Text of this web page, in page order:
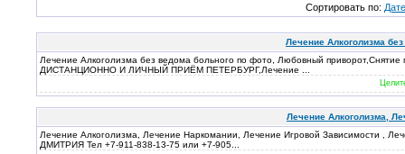
Сортировать по: Дате
Лечение Алкоголизма
Лечение Алкоголизма без ведома больного по фото, Любовный
ДИСТАНЦИОННО И ЛИЧНЫЙ ПРИЁМ ПЕТЕРБУРГ,Лечение ...
Лечение Алкоголизма,
Лечение Алкоголизма, Лечение Наркомании, Лечение Игровой Зависимости ,
ДМИТРИЯ Тел +7-911-838-13-75 или +7-905...